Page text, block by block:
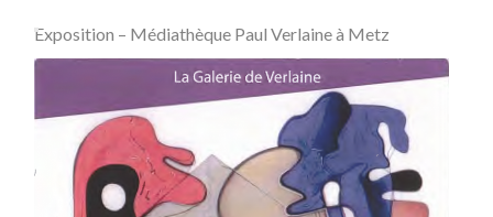
Exposition – Médiathèque Paul Verlaine à Metz